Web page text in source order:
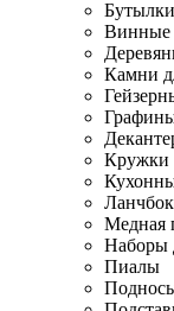
Бутылки
Винные
Камни
Кружки
Медная
Наборы
Пиалы